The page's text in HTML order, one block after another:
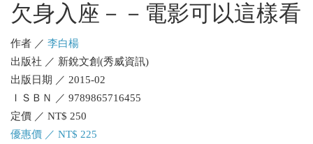
欠身入座－－電影可以這樣看
作者 ／ 李白楊
出版社 ／ 新銳文創(秀威資訊)
出版日期 ／ 2015-02
ＩＳＢＮ ／ 9789865716455
定價 ／ NT$ 250
優惠價 ／ NT$ 225